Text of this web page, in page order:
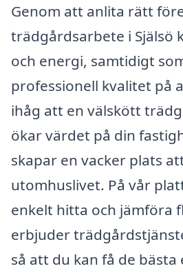
Genom att anlita rätt
trädgårdsarbete i Själsö
och energi, samtidigt
professionell kvalitet på
ihåg att en välskött
ökar värdet på din
skapar en vacker plats
utomhuslivet. På vår
enkelt hitta och jämföra
erbjuder
så att du kan få de